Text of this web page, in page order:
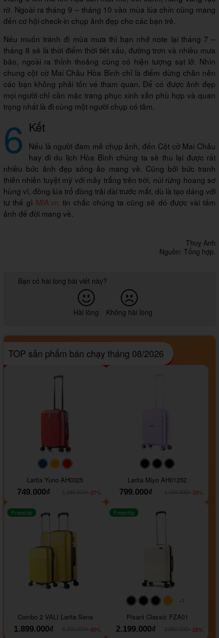
rỡ. Ngoài ra tháng 9 – tháng 10 vào mùa lúa chín cũng mang
đến cơ hội check-in chụp ảnh đẹp cho các bạn trẻ.
Nếu muốn tránh đi mùa mưa thì bạn nhớ note lại tháng 7 –
tháng 8 sẽ là thời điểm thời tiết xấu, đường trơn và nhiều mưa
bão, ngoài ra thỉnh thoảng cũng có hiện tượng sạt lở. Nhìn
chung cột cờ Mai Châu Hòa Bình chỉ là điểm dừng chân nên
các bạn không phải tốn vé tham quan. Để có được ảnh đẹp
mọi người chỉ cần mặc trang phục xinh xắn phù hợp và quan
trọng nhất là đi cùng một người chụp có tâm.
6 Kết
Nếu là người đam mê chụp ảnh, đến Cột cờ Mai Châu
hay đi du lịch Hòa Bình chúng ta sẽ thu lại được rất
nhiều bức ảnh đẹp sống ảo mang về. Cũng bởi bức tranh
thiên nhiên tuyệt mỹ với mây trắng trên trời, núi rừng hoang sơ
hùng vĩ, đồng lúa trổ đòng trải dài trước mắt, dù là tạo dáng với
tư thế gì MIA.vn tin chắc chúng ta cũng sẽ dó được vài tấm
ảnh để đời mang về.
Thuỵ Anh
Nguồn: Tổng hợp.
Bạn có hài lòng bài viết này?
Hài lòng Không hài lòng
TOP sản phẩm bán chạy tháng 08/2026
#093f69#ffa500
Larita Yuno AH0325
749.000₫
-37%
#000000#000000
Larita Miyo AH01252
799.000₫
-33%
Freeship
Combo 2 VALI Larita Sena
1.899.000₫
-60%
#000000#000000
#000000
#ffa500
+1
Freeship
Pisani Classic FZA01
2.199.000₫
-26%